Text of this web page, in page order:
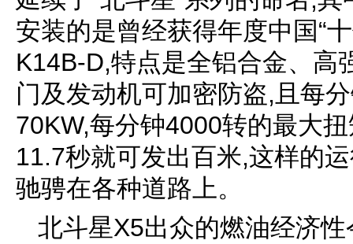
安装的是曾经获得年度中国“
K14B-D,特点是全铝合金、高
门及发动机可加密防盗,且每
70KW,每分钟4000转的最大
11.7秒就可发出百米,这样的
驰骋在各种道路上。
北斗星X5出众的燃油经济